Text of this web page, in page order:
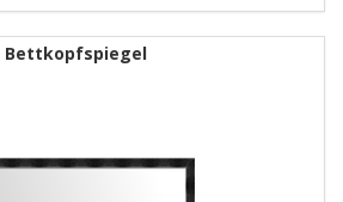
Bettkopfspiegel